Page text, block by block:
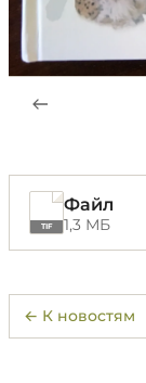
TIF
Файл
1,3 МБ
← К новостям